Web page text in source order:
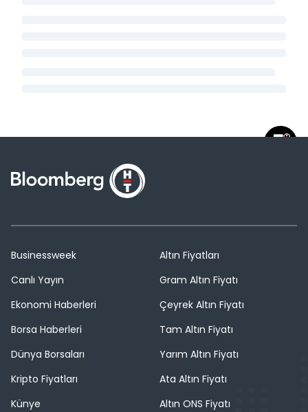
Businessweek
Canlı Yayın
Ekonomi Haberleri
Borsa Haberleri
Dünya Borsaları
Kripto Fiyatları
Künye
Altın Fiyatları
Gram Altın Fiyatı
Çeyrek Altın Fiyatı
Tam Altın Fiyatı
Yarım Altın Fiyatı
Ata Altın Fiyatı
Altın ONS Fiyatı